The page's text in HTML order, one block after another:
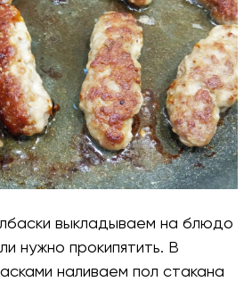
выкладываем на блюдо
нужно прокипятить. В
наливаем пол стакана